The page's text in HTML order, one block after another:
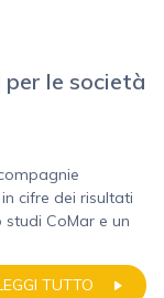
per le società
cifre dei risultati
CoMar e un
TUTTO